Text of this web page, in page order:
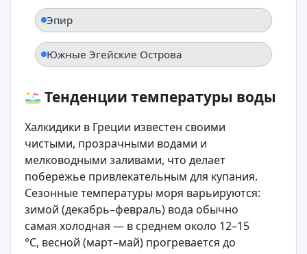
Эпир
Южные Эгейские Острова
Тенденции температуры воды
Халкидики в Греции известен своими
чистыми, прозрачными водами и
мелководными заливами, что делает
побережье привлекательным для купания.
Сезонные температуры моря варьируются:
зимой (декабрь–февраль) вода обычно
самая холодная — в среднем около 12–15
°C, весной (март–май) прогревается до